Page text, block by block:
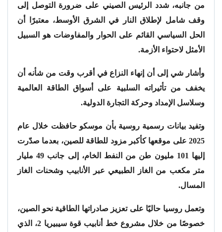
من جانبه، شدد الرئيس الصيني على ضرورة التوصل إلى
وقف شامل لإطلاق النار في الشرق الأوسط، معتبرًا أن
الحل السياسي القائم على الحوار والمفاوضات هو السبيل
الأمثل لاحتواء الأزمة.
وأشار شي إلى أن إنهاء النزاع في أقرب وقت من شأنه أن
يخفف من تأثيراته السلبية على أسواق الطاقة العالمية
وسلاسل الإمداد وحركة التجارة الدولية.
وتفيد بيانات رسمية روسية بأن موسكو حافظت خلال عام
2025 على موقعها كأكبر مزود للطاقة للصين، بعدما صدّرت
إليها 101 مليون طن من النفط الخام، إلى جانب 49 مليار
متر مكعب من الغاز الطبيعي عبر الأنابيب وشحنات الغاز
المسال.
وتعمل روسيا حاليًا على تعزيز صادراتها الطاقية نحو الصين،
خصوصًا من خلال مشروع خط أنابيب قوة سيبيريا 2، الذي